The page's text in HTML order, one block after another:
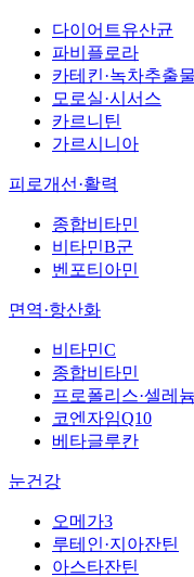
다이어트유산균
파비플로라
카테킨·녹차추출물
모로실·시서스
카르니틴
가르시니아
피로개선·활력
종합비타민
비타민B군
벤포티아민
면역·항산화
비타민C
종합비타민
프로폴리스·셀레늄
코엔자임Q10
베타글루칸
눈건강
오메가3
루테인·지아잔틴
아스타잔틴